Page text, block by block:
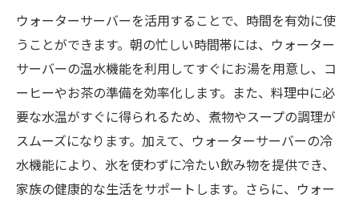
ウォーターサーバーを活用することで、時間を有効に使
うことができます。朝の忙しい時間帯には、ウォーター
サーバーの温水機能を利用してすぐにお湯を用意し、コ
ーヒーやお茶の準備を効率化します。また、料理中に必
要な水温がすぐに得られるため、煮物やスープの調理が
スムーズになります。加えて、ウォーターサーバーの冷
水機能により、氷を使わずに冷たい飲み物を提供でき、
家族の健康的な生活をサポートします。さらに、ウォー